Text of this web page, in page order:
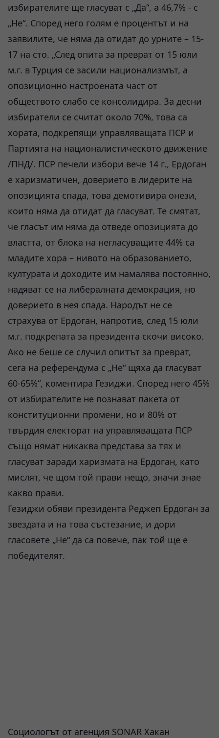
избирателите ще гласуват с „Да“, а 46,7% - с
„Не“. Според него голям е процентът и на
заявилите, че няма да отидат до урните – 15-
17 на сто. „След опита за преврат от 15 юли
м.г. в Турция се засили национализмът, а
опозиционно настроената част от
обществото слабо се консолидира. За десни
избиратели се считат около 70%, това са
хората, подкрепящи управляващата ПСР и
Партията на националистическото движение
/ПНД/. ПСР печели избори вече 14 г., Ердоган
е харизматичен, доверието в лидерите на
опозицията спада, това демотивира онези,
които няма да отидат да гласуват. Те смятат,
че гласът им няма да отведе опозицията до
властта, от блока на негласуващите 44% са
младите хора – нивото на образованието,
културата и доходите им намалява постоянно,
надяват се на либералната демокрация, но
доверието в нея спада. Народът не се
страхува от Ердоган, напротив, след 15 юли
м.г. подкрепата за президента скочи високо.
Ако не беше се случил опитът за преврат,
сега на референдума с „Не“ щяха да гласуват
60-65%“, коментира Гезиджи. Според него 45%
от избирателите не познават пакета от
конституционни промени, но и 80% от
твърдия електорат на управляващата ПСР
също нямат никаква представа за тях и
гласуват заради харизмата на Ердоган, като
мислят, че щом той прави нещо, значи знае
какво прави.
Гезиджи обяви президента Реджеп Ердоган за
звездата и на това състезание, и дори
гласовете „Не“ да са повече, пак той ще е
победителят.
Социологът от агенция SONAR Хакан